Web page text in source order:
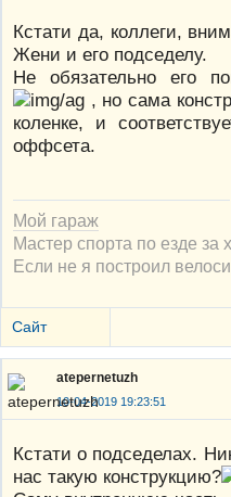
Кстати да, коллеги,
Жени и его подседелу.
Не обязательно его
, но сама
коленке, и
оффсета.
Мой гараж
Мастер спорта по езде за
Если не я построил
Сайт
atepernetuzh
10-04-2019 19:23:51
Кстати о подседелах.
нас такую конструкцию?